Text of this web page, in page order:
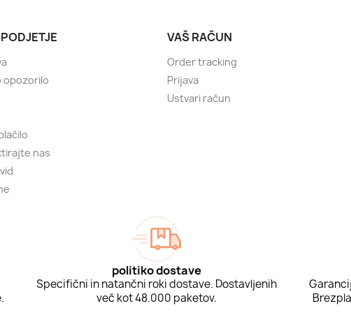
opozorilo
nas
VAŠ RAČUN
Order tracking
Prijava
Ustvari račun
politiko dostave
Specifični in natančni roki dostave. Dostavljenih
več kot 48.000 paketov.